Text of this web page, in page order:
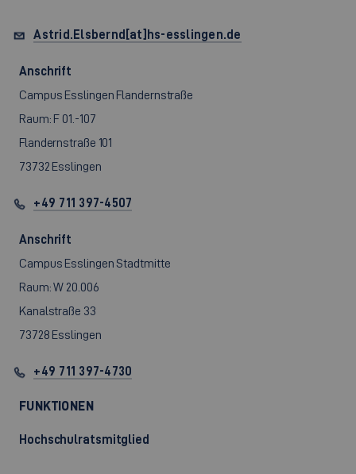
Astrid.Elsbernd[at]hs-esslingen.de
Anschrift
Campus Esslingen Flandernstraße
Raum: F 01.-107
Flandernstraße 101
73732 Esslingen
+49 711 397-4507
Anschrift
Campus Esslingen Stadtmitte
Raum: W 20.006
Kanalstraße 33
73728 Esslingen
+49 711 397-4730
FUNKTIONEN
Hochschulratsmitglied